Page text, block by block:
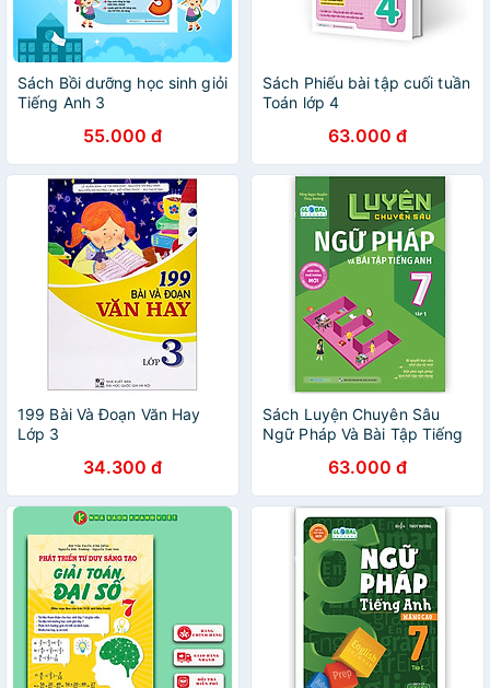
Sách Bồi dưỡng học sinh giỏi
Tiếng Anh 3
55.000 đ
Sách Phiếu bài tập cuối tuần
Toán lớp 4
63.000 đ
199 Bài Và Đoạn Văn Hay
Lớp 3
34.300 đ
Sách Luyện Chuyên Sâu
Ngữ Pháp Và Bài Tập Tiếng
63.000 đ